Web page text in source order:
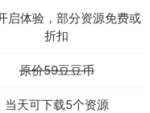
启体验，部分资源免费或
折扣
原价59豆豆币
当天可下载5个资源